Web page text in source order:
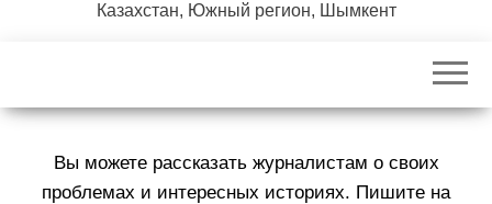
к
р
Казахстан, Южный регион, Шымкент
Вы можете рассказать журналистам о своих
проблемах и интересных историях. Пишите на